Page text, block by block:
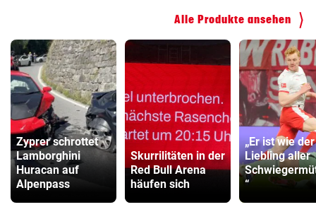
ZUM VERGLEICH
Alle Produkte ansehen
Zyprer schrottet
Lamborghini
Huracan auf
Alpenpass
Skurrilitäten in der
Red Bull Arena
häufen sich
„Er ist wie der
Liebling aller
“